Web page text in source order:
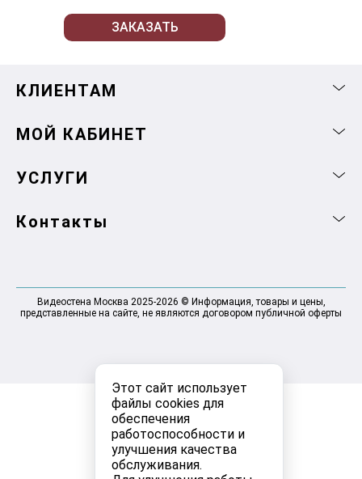
Этот сайт использует
файлы cookies для
обеспечения
работоспособности и
улучшения качества
обслуживания.
ЗАКАЗАТЬ
КЛИЕНТАМ
МОЙ КАБИНЕТ
УСЛУГИ
Контакты
Видеостена Москва 2025-2026 © Информация, товары и цены,
представленные на сайте, не являются договором публичной оферты